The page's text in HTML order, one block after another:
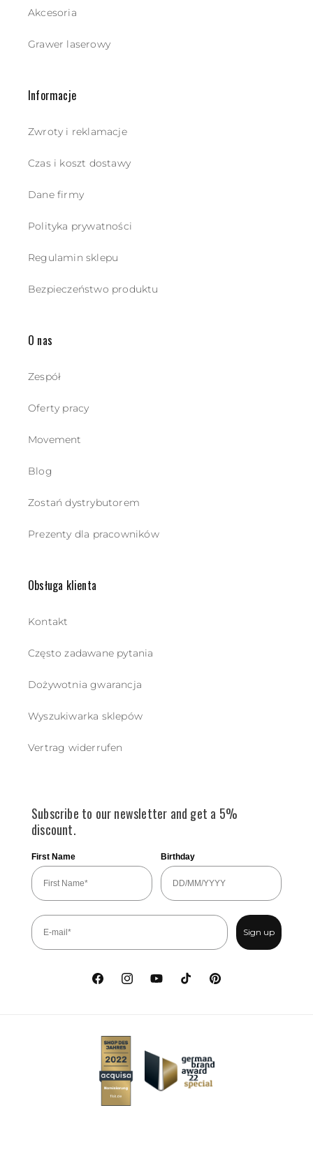
Akcesoria
Grawer laserowy
Informacje
Zwroty i reklamacje
Czas i koszt dostawy
Dane firmy
Polityka prywatności
Regulamin sklepu
Bezpieczeństwo produktu
O nas
Zespół
Oferty pracy
Movement
Blog
Zostań dystrybutorem
Prezenty dla pracowników
Obsługa klienta
Kontakt
Często zadawane pytania
Dożywotnia gwarancja
Wyszukiwarka sklepów
Vertrag widerrufen
Subscribe to our newsletter and get a 5%
discount.
First Name Birthday
Sign up
FacebookInstagramYoutubeTikTok Pinterest